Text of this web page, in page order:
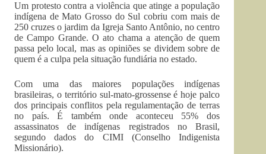
Um protesto contra a violência que atinge a população
indígena de Mato Grosso do Sul cobriu com mais de
250 cruzes o jardim da Igreja Santo Antônio, no centro
de Campo Grande. O ato chama a atenção de quem
passa pelo local, mas as opiniões se dividem sobre de
quem é a culpa pela situação fundiária no estado.
Com uma das maiores populações indígenas
brasileiras, o território sul-mato-grossense é hoje palco
dos principais conflitos pela regulamentação de terras
no país. É também onde aconteceu 55% dos
assassinatos de indígenas registrados no Brasil,
segundo dados do CIMI (Conselho Indigenista
Missionário).